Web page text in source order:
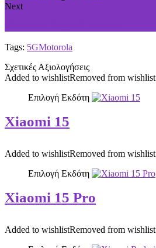
Next
Tags: 5GMotorola
Σχετικές Αξιολογήσεις
Added to wishlistRemoved from wishlist
Επιλογή Εκδότη
Xiaomi 15
Added to wishlistRemoved from wishlist
Επιλογή Εκδότη
Xiaomi 15 Pro
Added to wishlistRemoved from wishlist